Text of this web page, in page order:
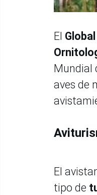
El
Mundial
aves de
El
tipo de